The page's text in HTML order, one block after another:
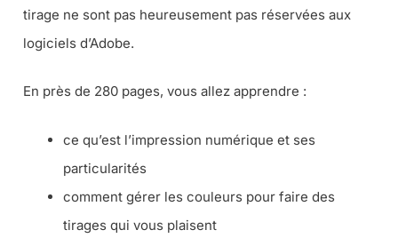
tirage ne sont pas heureusement pas réservées aux
logiciels d’Adobe.
En près de 280 pages, vous allez apprendre :
ce qu’est l’impression numérique et ses
particularités
comment gérer les couleurs pour faire des
tirages qui vous plaisent